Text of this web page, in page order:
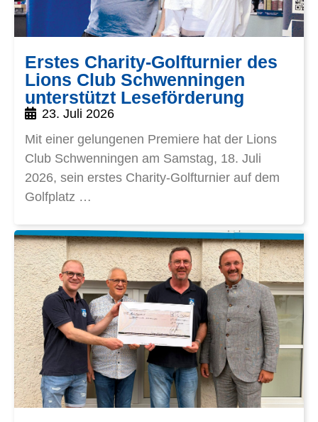
Erstes Charity-Golfturnier des
Lions Club Schwenningen
unterstützt Leseförderung
23. Juli 2026
Mit einer gelungenen Premiere hat der Lions
Club Schwenningen am Samstag, 18. Juli
2026, sein erstes Charity-Golfturnier auf dem
Golfplatz …